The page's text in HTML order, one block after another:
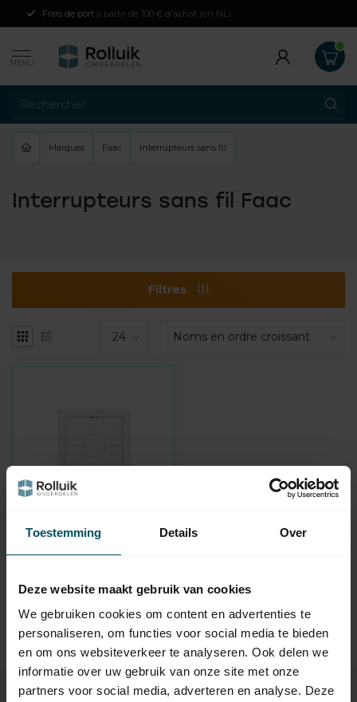
Toestemming Details Over
Deze website maakt gebruik van cookies
We gebruiken cookies om content en advertenties te
personaliseren, om functies voor social media te bieden
en om ons websiteverkeer te analyseren. Ook delen we
informatie over uw gebruik van onze site met onze
partners voor social media, adverteren en analyse. Deze
Frais de port à partir de 100 € d'achat (en NL)
MENU
Marques Faac Interrupteurs sans fil
Interrupteurs sans fil Faac
Filtres
FAAC
TM2 Émetteur mural à